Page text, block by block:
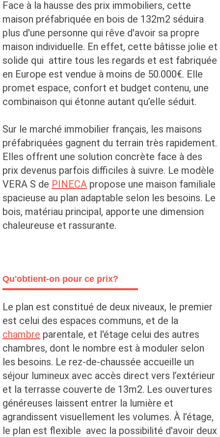
Face à la hausse des prix immobiliers, cette
maison préfabriquée en bois de 132m2 séduira
plus d'une personne qui rêve d'avoir sa propre
maison individuelle. En effet, cette bâtisse jolie et
solide qui attire tous les regards et est fabriquée
en Europe est vendue à moins de 50.000€. Elle
promet espace, confort et budget contenu, une
combinaison qui étonne autant qu’elle séduit.
Sur le marché immobilier français, les maisons
préfabriquées gagnent du terrain très rapidement.
Elles offrent une solution concrète face à des
prix devenus parfois difficiles à suivre. Le modèle
VERA S de PINECA propose une maison familiale
spacieuse au plan adaptable selon les besoins. Le
bois, matériau principal, apporte une dimension
chaleureuse et rassurante.
Qu'obtient-on pour ce prix?
Le plan est constitué de deux niveaux, le premier
est celui des espaces communs, et de la
chambre parentale, et l'étage celui des autres
chambres, dont le nombre est à moduler selon
les besoins. Le rez-de-chaussée accueille un
séjour lumineux avec accès direct vers l’extérieur
et la terrasse couverte de 13m2. Les ouvertures
généreuses laissent entrer la lumière et
agrandissent visuellement les volumes. À l’étage,
le plan est flexible avec la possibilité d'avoir deux